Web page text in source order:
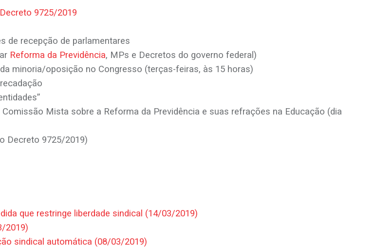
Decreto 9725/2019
de recepção de parlamentares
Reforma da Previdência, MPs e Decretos do governo federal)
minoria/oposição no Congresso (terças-feiras, às 15 horas)
Mista sobre a Reforma da Previdência e suas refrações na Educação (dia
Decreto 9725/2019)
que restringe liberdade sindical (14/03/2019)
2019)
sindical automática (08/03/2019)